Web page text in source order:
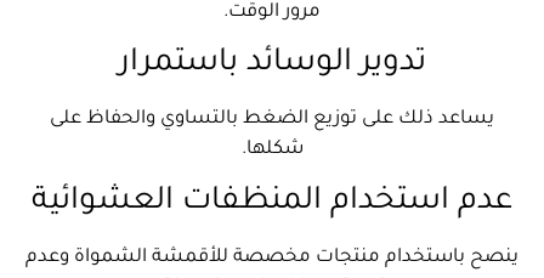
مرور الوقت.
تدوير الوسائد باستمرار
يساعد ذلك على توزيع الضغط بالتساوي والحفاظ على
شكلها.
عدم استخدام المنظفات العشوائية
ينصح باستخدام منتجات مخصصة للأقمشة الشمواة وعدم